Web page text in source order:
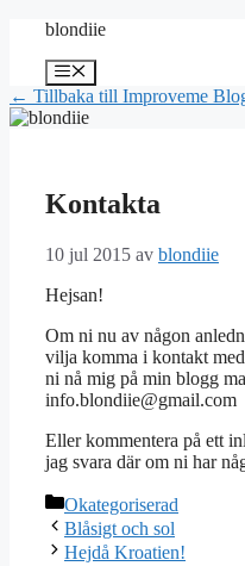
Hoppa
innehåll
blondiie
Meny
← Tillbaka till Improveme
Kontakta
10 jul 2015 av blondiie
Hejsan!
Om ni nu av någon
vilja komma i kontakt
ni nå mig på min blogg
info.blondiie@gmail.com
Eller kommentera på ett
jag svara där om ni har
Kategorier
Okategoriserad
Blåsigt och sol
Hejdå Kroatien!